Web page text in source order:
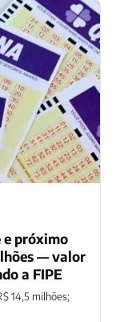
e próximo
— valor
a FIPE
14,5 milhões;